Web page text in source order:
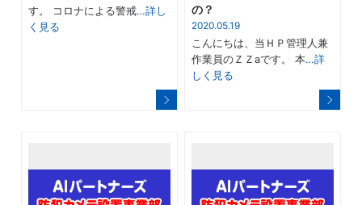
す。 コロナによる警戒…詳し
く見る
の？
2020.05.19
こんにちは、当ＨＰ管理人兼
作業員のＺＺaです。 本…詳
しく見る